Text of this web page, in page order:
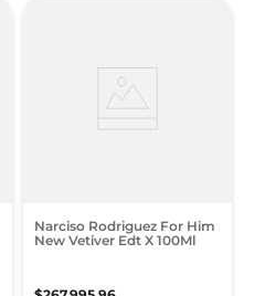
Narciso Rodriguez For Him
New Vetiver Edt X 100Ml